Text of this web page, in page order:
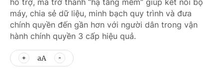
hỗ trợ, mà trở thành “hạ tầng mềm” giúp kết nối bộ
máy, chia sẻ dữ liệu, minh bạch quy trình và đưa
chính quyền đến gần hơn với người dân trong vận
hành chính quyền 3 cấp hiệu quả.
aA